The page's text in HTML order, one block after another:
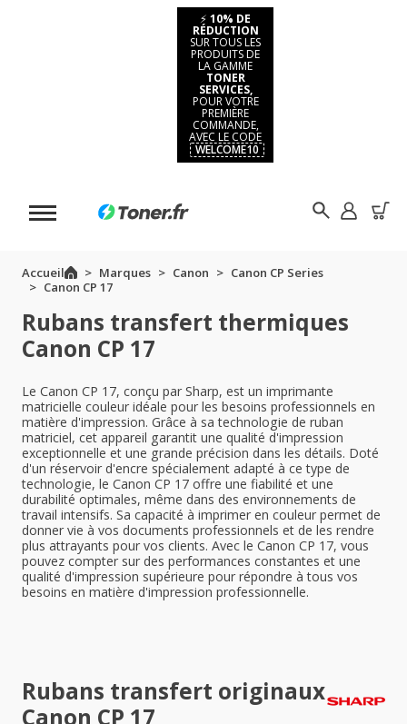
⚡ 10% DE
RÉDUCTION
SUR TOUS LES
PRODUITS DE
LA GAMME
TONER
SERVICES,
POUR VOTRE
PREMIÈRE
COMMANDE,
AVEC LE CODE
WELCOME10
Accueil Marques Canon
Canon CP Series
Canon CP 17
Rubans transfert thermiques
Canon CP 17
Le Canon CP 17, conçu par Sharp, est un imprimante
matricielle couleur idéale pour les besoins professionnels en
matière d'impression. Grâce à sa technologie de ruban
matriciel, cet appareil garantit une qualité d'impression
exceptionnelle et une grande précision dans les détails. Doté
d'un réservoir d'encre spécialement adapté à ce type de
technologie, le Canon CP 17 offre une fiabilité et une
durabilité optimales, même dans des environnements de
travail intensifs. Sa capacité à imprimer en couleur permet de
donner vie à vos documents professionnels et de les rendre
plus attrayants pour vos clients. Avec le Canon CP 17, vous
pouvez compter sur des performances constantes et une
qualité d'impression supérieure pour répondre à tous vos
besoins en matière d'impression professionnelle.
Rubans transfert originaux
Canon CP 17